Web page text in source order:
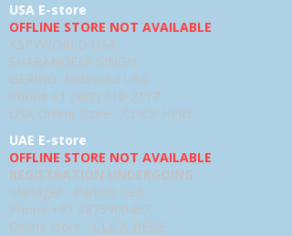
USA E-store
OFFLINE STORE NOT AVAILABLE
KSPYWORLD USA
SHARANDEEP SINGH
GERING, Nebraska USA
Phone +1 (402) 610-2117
USA Online Store - CLICK HERE
UAE E-store
OFFLINE STORE NOT AVAILABLE
REGISTRATION UNDERGOING
Manager - Parthib Deb
Phone +91 9875900457
Online store - CLICK HERE